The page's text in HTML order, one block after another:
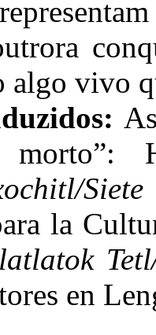
algo vivo
la
en